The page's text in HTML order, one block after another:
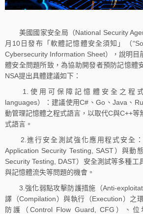
美國國家安全局（National Security
月10日發布「軟體記憶體安全須知」（
Cybersecurity Information Sheet），說明目
體安全問題所致，為協助開發者預防記憶體
NSA提出具體建議如下：
1.使用可保障記憶體安全之程式
languages）：建議使用C#、Go、Java、
動管理記憶體之程式語言，以取代C與C++等
式語言。
2.進行安全測試強化應用程式安全：
Application Security Testing, SAST）與動
Security Testing, DAST）安全測試等多種工
與記憶體流失等問題的機會。
3.強化弱點攻擊防護措施（Anti-
譯（Compilation）與執行（Execution）之
防護（Control Flow Guard, CFG）、